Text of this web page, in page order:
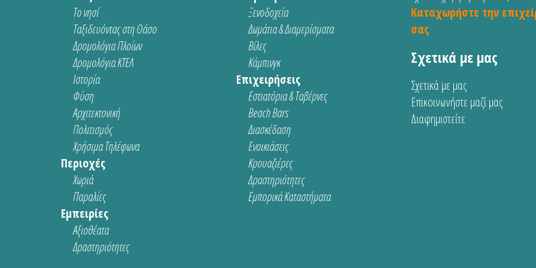
Το νησί
Ταξιδευόντας στη Θάσο
Δρομολόγια Πλοίων
Δρομολόγια ΚΤΕΛ
Ιστορία
Φύση
Αρχιτεκτονική
Πολιτισμός
Χρήσιμα Τηλέφωνα
Περιοχές
Χωριά
Παραλίες
Εμπειρίες
Αξιοθέατα
Δραστηριότητες
Ξενοδοχεία
Δωμάτια & Διαμερίσματα
Βίλες
Κάμπινγκ
Επιχειρήσεις
Εστιατόρια & Ταβέρνες
Beach Bars
Διασκέδαση
Ενοικιάσεις
Κρουαζιέρες
Δραστηριότητες
Εμπορικά Καταστήματα
Καταχωρήστε την
σας
Σχετικά με μας
Σχετικά με μας
Επικοινωνήστε μαζί μας
Διαφημιστείτε